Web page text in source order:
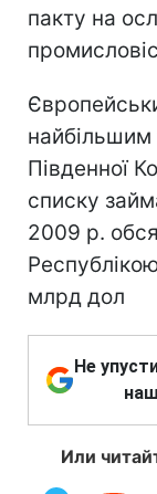
пакту на
Південної
списку
2009 р.
млрд дол
Не
Или